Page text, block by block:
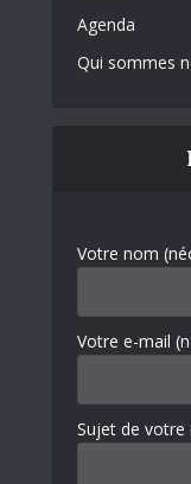
Agenda
Qui sommes
Votre nom
Votre e-mail
Sujet de votre